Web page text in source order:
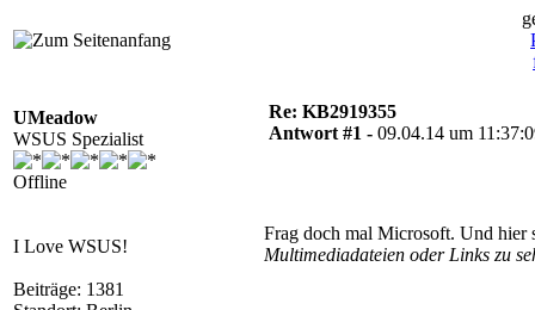
UMeadow
WSUS Spezialist
Offline
I Love WSUS!
Beiträge: 1381
Re: KB2919355
Antwort #1 - 09.04.14 um
Frag doch mal Microsoft. Und hier
Multimediadateien oder Links zu